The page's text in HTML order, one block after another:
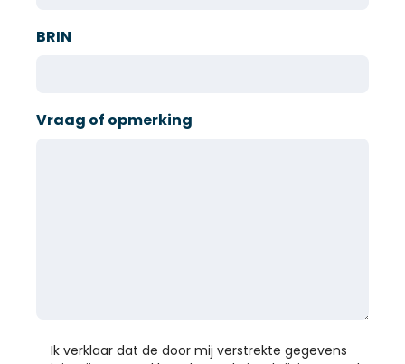
BRIN
Vraag of opmerking
Ik verklaar dat de door mij verstrekte gegevens